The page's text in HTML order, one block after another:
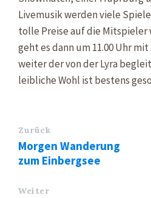
Livemusik werden viele
tolle Preise auf die Mitspieler
geht es dann um 11.00 Uhr
weiter der von der Lyra
leibliche Wohl ist bestens
Zurück
Morgen Wanderung
zum Einbergsee
Weiter